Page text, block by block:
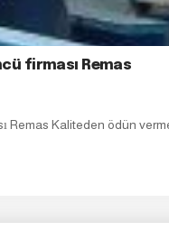
firması Remas
Remas Kaliteden ödün